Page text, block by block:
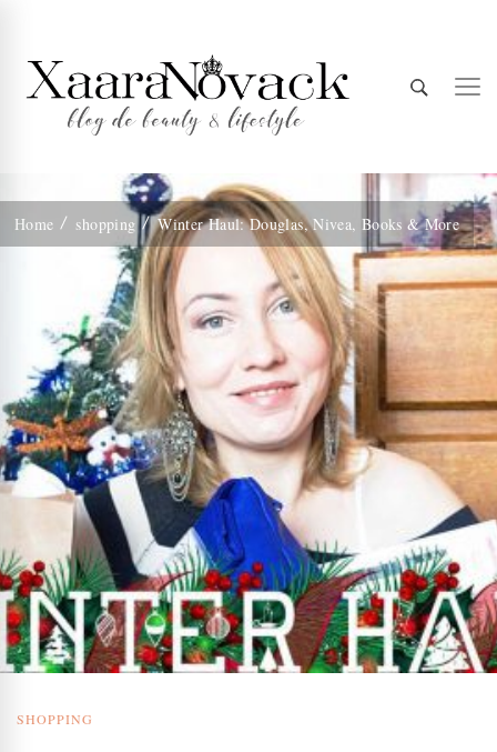
Xaara
Novack
Home shopping Winter Haul: Douglas, Nivea, Books & More
SHOPPING